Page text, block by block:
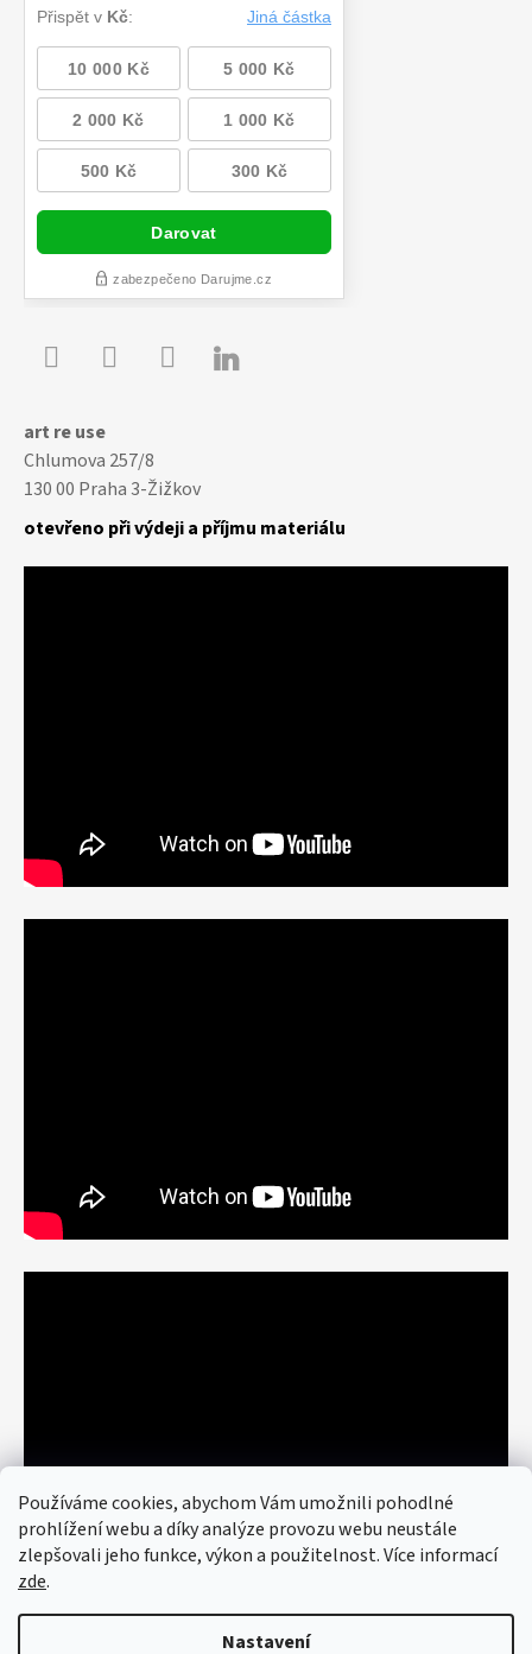
Používáme cookies, abychom Vám umožnili pohodlné
prohlížení webu a díky analýze provozu webu neustále
zlepšovali jeho funkce, výkon a použitelnost. Více informací
zde.
Nastavení

art re use
Chlumova 257/8
130 00 Praha 3-Žižkov
otevřeno při výdeji a příjmu materiálu